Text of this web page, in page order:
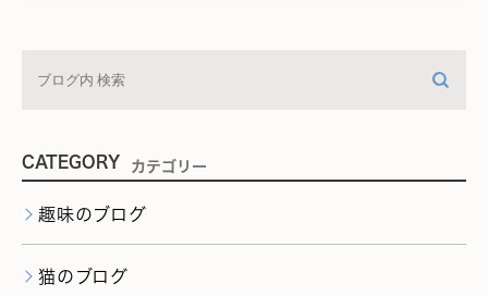
CATEGORY カテゴリー
趣味のブログ
猫のブログ